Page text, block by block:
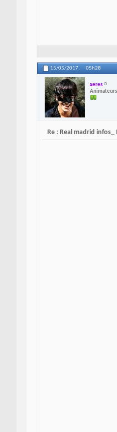
15/05/2017, 05h28
xeres
Animateurs
Re : Real madrid infos_